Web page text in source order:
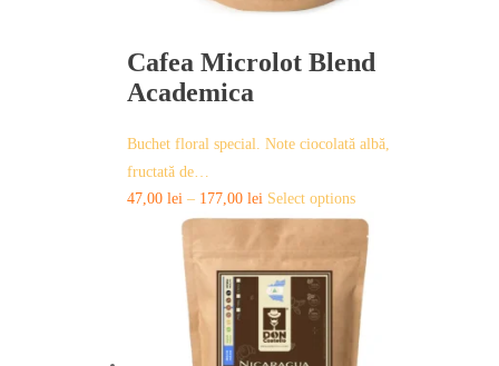
page
Cafea Microlot Blend
Academica
Buchet floral special. Note ciocolată albă,
fructată de…
47,00 lei – 177,00 lei Select optionsThis
product
has
multiple
variants.
The
options